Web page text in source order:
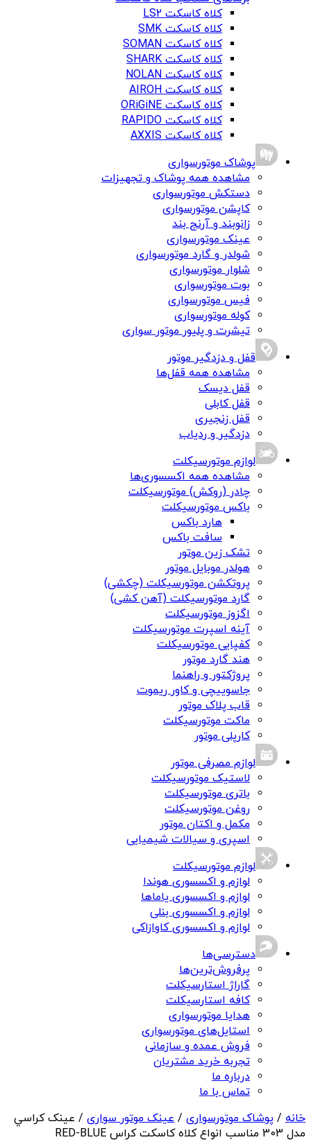
کلاه کاسکت LS2
کلاه کاسکت SMK
کلاه کاسکت SOMAN
کلاه کاسکت SHARK
کلاه کاسکت NOLAN
کلاه کاسکت AIROH
کلاه کاسکت ORiGiNE
کلاه کاسکت RAPIDO
کلاه کاسکت AXXIS
پوشاک موتورسواری
مشاهده همه پوشاک و تجهیزات
دستکش موتورسواری
کاپشن موتورسواری
زانوبند و آرنج بند
عینک موتورسواری
شولدر و گارد موتورسواری
شلوار موتورسواری
بوت موتورسواری
فیس موتورسواری
کوله موتورسواری
تیشرت و پلیور موتور سواری
قفل و دزدگیر موتور
مشاهده همه قفل‌ها
قفل دیسک
قفل کابلی
قفل زنجیری
دزدگیر و ردیاب
لوازم موتورسیکلت
مشاهده همه اکسسوری‌ها
چادر (روکش) موتورسیکلت
باکس موتورسیکلت
هارد باکس
سافت باکس
تشک زین موتور
هولدر موبایل موتور
پروتکشن موتورسیکلت (چکشی)
گارد موتورسیکلت (آهن کشی)
اگزوز موتورسیکلت
آینه اسپرت موتورسیکلت
کفپایی موتورسیکلت
هند گارد موتور
پروژکتور و راهنما
جاسوییچی و کاور ریموت
قاب پلاک موتور
ماکت موتورسیکلت
کارپلی موتور
لوازم مصرفی موتور
لاستیک موتورسیکلت
باتری موتورسیکلت
روغن موتورسیکلت
مکمل و اکتان موتور
اسپری و سیالات شیمیایی
لوازم موتورسیکلت
لوازم و اکسسوری هوندا
لوازم و اکسسوری یاماها
لوازم و اکسسوری بنلی
لوازم و اکسسوری کاوازاکی
دسترسی‌ها
پرفروش‌ترین‌ها
گاراژ استارسیکلت
کافه استارسیکلت
هدایا موتورسواری
استایل‌های موتورسواری
فروش عمده و سازمانی
تجربه خرید مشتریان
درباره ما
تماس با ما
خانه / پوشاک موتورسواری / عینک موتور سواری / عينک کراسي
مدل 303 مناسب انواع کلاه کاسکت کراس RED-BLUE